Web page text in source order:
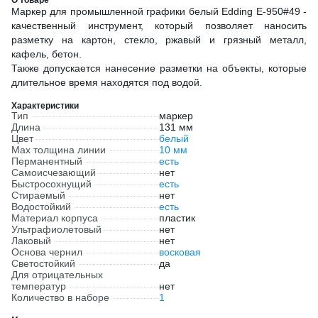
Маркер для промышленной графики белый Edding E-950#49 -
качественный инструмент, который позволяет наносить
разметку на картон, стекло, ржавый и грязный металл,
кафель, бетон.
Также допускается нанесение разметки на объекты, которые
длительное время находятся под водой.
Характеристики
Тип
маркер
Длина
131 мм
Цвет
белый
Мах толщина линии
10 мм
Перманентный
есть
Самоисчезающий
нет
Быстросохнущий
есть
Стираемый
нет
Водостойкий
есть
Материал корпуса
пластик
Ультрафиолетовый
нет
Лаковый
нет
Основа чернил
восковая
Светостойкий
да
Для отрицательных
температур
нет
Количество в наборе
1